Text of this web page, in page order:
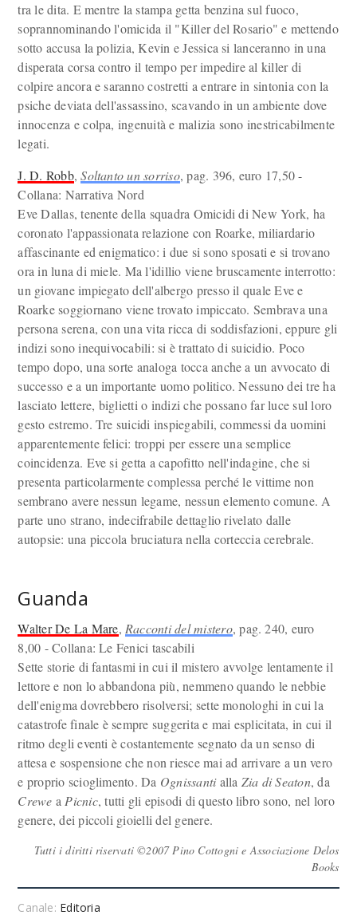
tra le dita. E mentre la stampa getta benzina sul fuoco,
soprannominando l'omicida il "Killer del Rosario" e mettendo
sotto accusa la polizia, Kevin e Jessica si lanceranno in una
disperata corsa contro il tempo per impedire al killer di
colpire ancora e saranno costretti a entrare in sintonia con la
psiche deviata dell'assassino, scavando in un ambiente dove
innocenza e colpa, ingenuità e malizia sono inestricabilmente
legati.
J. D. Robb,Soltanto un sorriso, pag. 396, euro 17,50 -
Collana: Narrativa Nord
Eve Dallas, tenente della squadra Omicidi di New York, ha
coronato l'appassionata relazione con Roarke, miliardario
affascinante ed enigmatico: i due si sono sposati e si trovano
ora in luna di miele. Ma l'idillio viene bruscamente interrotto:
un giovane impiegato dell'albergo presso il quale Eve e
Roarke soggiornano viene trovato impiccato. Sembrava una
persona serena, con una vita ricca di soddisfazioni, eppure gli
indizi sono inequivocabili: si è trattato di suicidio. Poco
tempo dopo, una sorte analoga tocca anche a un avvocato di
successo e a un importante uomo politico. Nessuno dei tre ha
lasciato lettere, biglietti o indizi che possano far luce sul loro
gesto estremo. Tre suicidi inspiegabili, commessi da uomini
apparentemente felici: troppi per essere una semplice
coincidenza. Eve si getta a capofitto nell'indagine, che si
presenta particolarmente complessa perché le vittime non
sembrano avere nessun legame, nessun elemento comune. A
parte uno strano, indecifrabile dettaglio rivelato dalle
autopsie: una piccola bruciatura nella corteccia cerebrale.
Guanda
Walter De La Mare, Racconti del mistero, pag. 240, euro
8,00 - Collana: Le Fenici tascabili
Sette storie di fantasmi in cui il mistero avvolge lentamente il
lettore e non lo abbandona più, nemmeno quando le nebbie
dell'enigma dovrebbero risolversi; sette monologhi in cui la
catastrofe finale è sempre suggerita e mai esplicitata, in cui il
ritmo degli eventi è costantemente segnato da un senso di
attesa e sospensione che non riesce mai ad arrivare a un vero
e proprio scioglimento. Da Ognissantialla Zia di Seaton, da
Crewe a Picnic, tutti gli episodi di questo libro sono, nel loro
genere, dei piccoli gioielli del genere.
Tutti i diritti riservati ©2007 Pino Cottogni e Associazione Delos
Books
Canale: Editoria